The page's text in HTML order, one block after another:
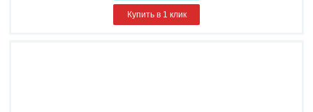
Купить в 1 клик